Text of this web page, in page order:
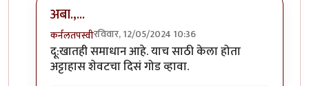
अबा.,...
कर्नलतपस्वीरविवार, 12/05/2024 10:36
In reply toदुःखद.byअमरेंद्र बाहुबली
दू:खातही समाधान आहे. याच साठी केला होता
अट्टाहास शेवटचा दिसं गोड व्हावा.